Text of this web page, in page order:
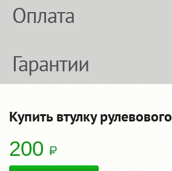
Оплата
Гарантии
Купить втулку
200